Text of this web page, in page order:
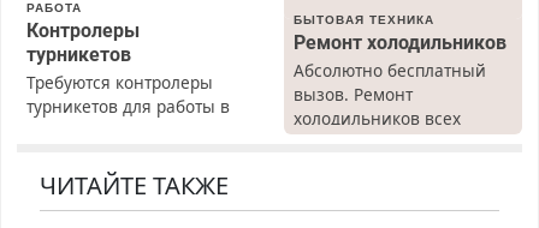
РАБОТА
Контролеры
турникетов
Требуются контролеры
турникетов для работы в
Прием по ТК РФ. График
БЫТОВАЯ ТЕХНИКА
Ремонт холодильников
Абсолютно бесплатный
вызов. Ремонт
холодильников всех
Пенсионерам – скидки до
ЧИТАЙТЕ ТАКЖЕ